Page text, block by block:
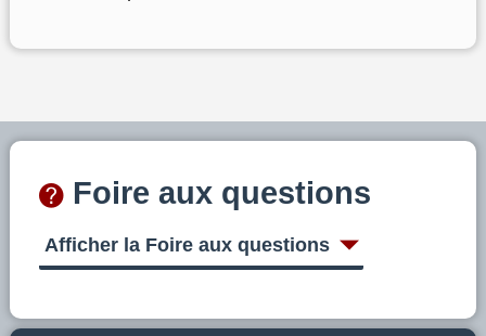
Foire aux questions
Afficher la Foire aux questions